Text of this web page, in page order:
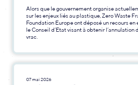
Alors que le gouvernement organise
sur les enjeux liés au plastique, Zero Waste
Foundation Europe ont déposé un recours en
le Conseil d’Etat visant à obtenir l’annulation
vrac.
07 mai 2026